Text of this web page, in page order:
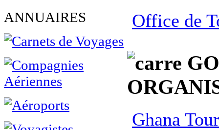
ANNUAIRES Office de
Ghana